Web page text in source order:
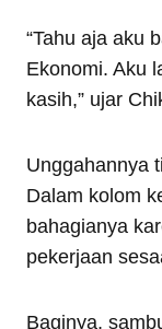
“Tahu aja aku
Ekonomi. Aku
kasih,” ujar
Unggahannya
Dalam kolom
bahagianya
pekerjaan
Baginya,